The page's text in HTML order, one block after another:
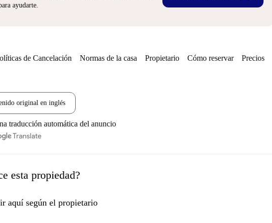
ayudarte.
de Cancelación Normas de la casa Propietario Cómo reservar Precios
original en inglés
traducción automática del anuncio
esta propiedad?
aquí según el propietario